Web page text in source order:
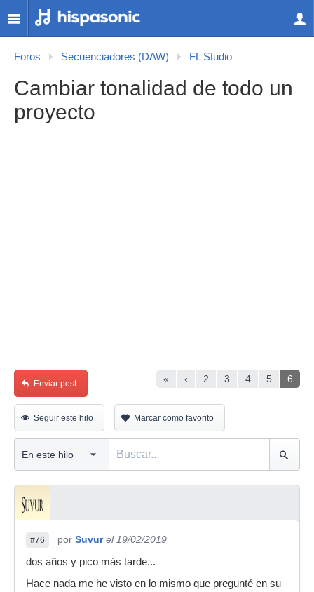
Foros Secuenciadores (DAW) FL Studio
Cambiar tonalidad de todo un
proyecto
« ‹ 2 3 4 5 6
Enviar post
Seguir este hilo Marcar como favorito
#76 por Suvur el 19/02/2019
dos años y pico más tarde...
Hace nada me he visto en lo mismo que pregunté en su